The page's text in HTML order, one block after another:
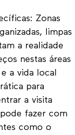
Zonas
limpas
a realidade
nestas áreas
a vida local
para
a visita
fazer com
como o